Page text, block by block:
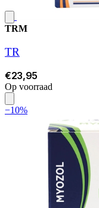
TRM
TR
€23,95
Op voorraad
−10%